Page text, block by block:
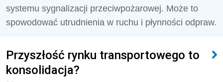
systemu sygnalizacji przeciwpożarowej. Może to
spowodować utrudnienia w ruchu i płynności odpraw.
Przyszłość rynku transportowego to
konsolidacja?